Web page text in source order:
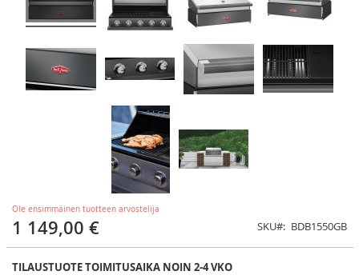
Ole ensimmäinen tuotteen arvostelija
1 149,00 € SKU BDB1550GB
TILAUSTUOTE TOIMITUSAIKA NOIN 2-4 VKO